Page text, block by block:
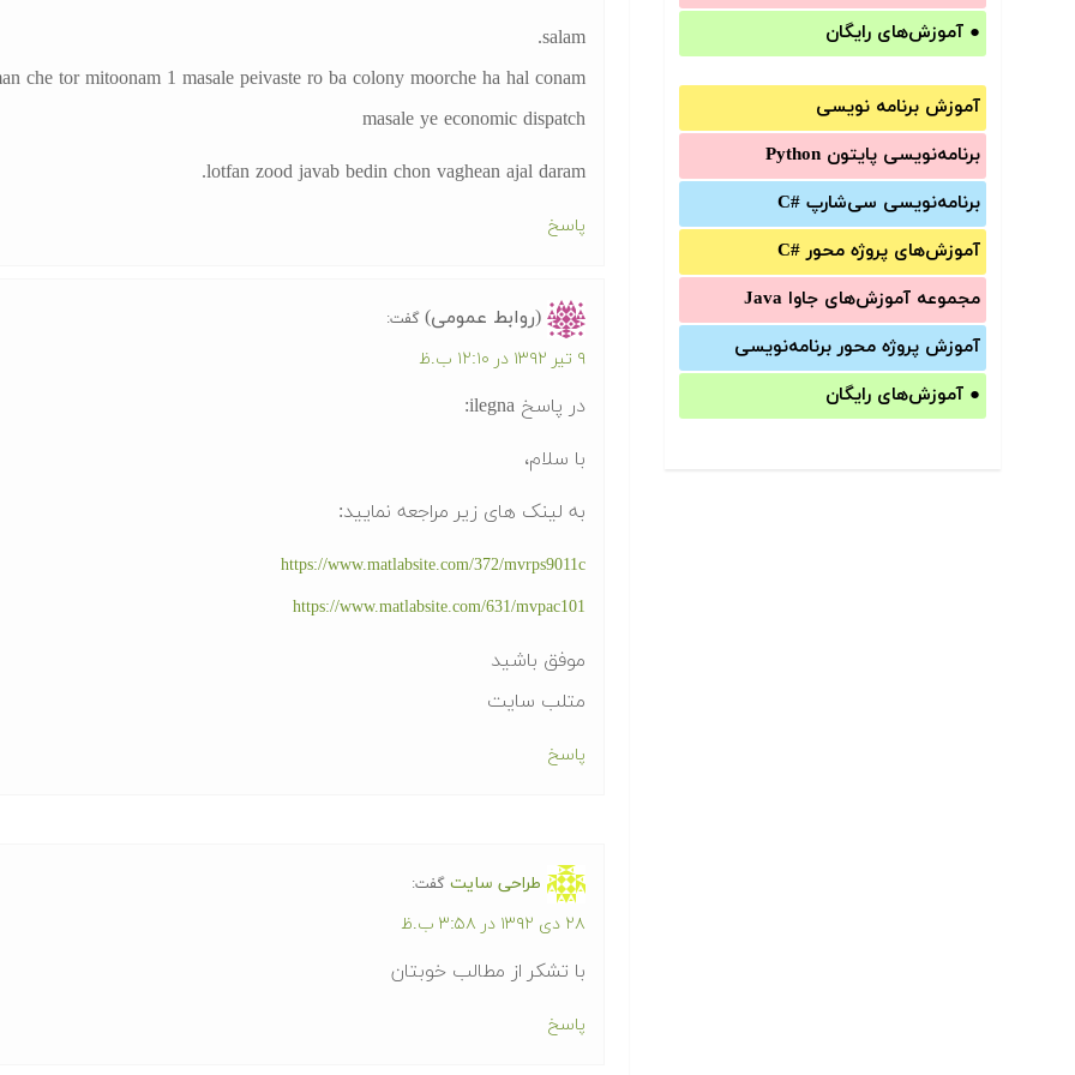
● آموزش‌های رایگان
آموزش برنامه نویسی
برنامه‌نویسی پایتون Python
برنامه‌‌نویسی سی‌شارپ C#‎
آموزش‌های پروژه محور #C
مجموعه آموزش‌های جاوا Java
آموزش‌ پروژه محور برنامه‌نویسی
● آموزش‌های رایگان
salam.
che tor mitoonam 1 masale peivaste ro ba colony moorche ha hal conam?
masale ye economic dispatch
lotfan zood javab bedin chon vaghean ajal daram.
پاسخ
(روابط عمومی) گفت:
۹ تیر ۱۳۹۲ در ۱۲:۱۰ ب.ظ
در پاسخ ilegna:
با سلام،
به لینک های زیر مراجعه نمایید:
https://www.matlabsite.com/372/mvrps9011c
https://www.matlabsite.com/631/mvpac101
موفق باشید
متلب سایت
پاسخ
طراحی سایت گفت:
۲۸ دی ۱۳۹۲ در ۳:۵۸ ب.ظ
با تشکر از مطالب خوبتان
پاسخ